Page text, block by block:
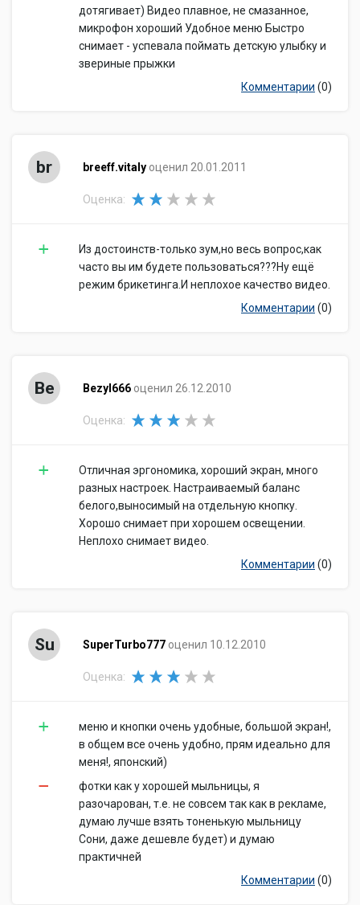
дотягивает) Видео плавное, не смазанное,
микрофон хороший Удобное меню Быстро
снимает - успевала поймать детскую улыбку и
звериные прыжки
Комментарии (0)
br breeff.vitaly оценил 20.01.2011
Оценка:
Из достоинств-только зум,но весь вопрос,как
часто вы им будете пользоваться???Ну ещё
режим брикетинга.И неплохое качество видео.
Комментарии (0)
Be Bezyl666 оценил 26.12.2010
Оценка:
Отличная эргономика, хороший экран, много
разных настроек. Настраиваемый баланс
белого,выносимый на отдельную кнопку.
Хорошо снимает при хорошем освещении.
Неплохо снимает видео.
Комментарии (0)
Su SuperTurbo777 оценил 10.12.2010
Оценка:
меню и кнопки очень удобные, большой экран!,
в общем все очень удобно, прям идеально для
меня!, японский)
фотки как у хорошей мыльницы, я
разочарован, т.е. не совсем так как в рекламе,
думаю лучше взять тоненькую мыльницу
Сони, даже дешевле будет) и думаю
практичней
Комментарии (0)